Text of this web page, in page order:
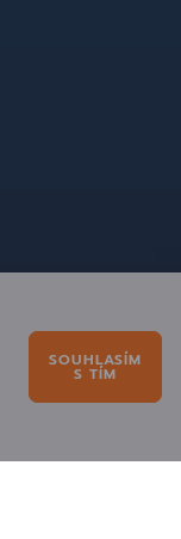
SOUHLASÍM
S TÍM